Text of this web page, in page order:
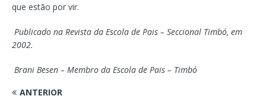
que estão por vir.
Publicado na Revista da Escola de Pais – Seccional Timbó, em
2002.
Brani Besen – Membro da Escola de Pais – Timbó
ANTERIOR